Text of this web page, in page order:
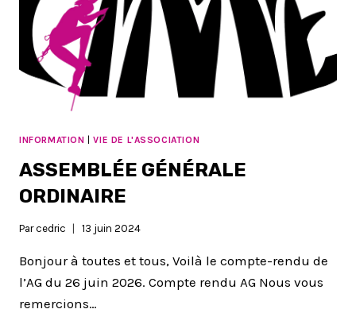
INFORMATION |VIE DE L'ASSOCIATION
ASSEMBLÉE GÉNÉRALE
ORDINAIRE
Par cedric 13 juin 2024
Bonjour à toutes et tous, Voilà le compte-rendu de
l’AG du 26 juin 2026. Compte rendu AG Nous vous
remercions…